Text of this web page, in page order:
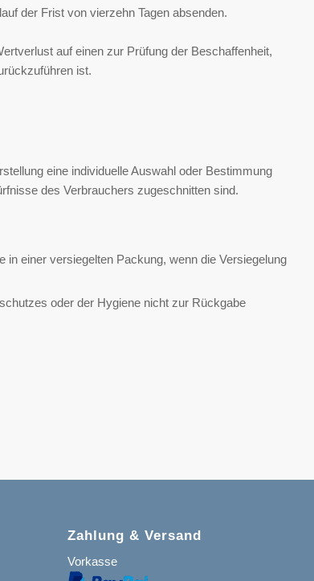
der Frist von vierzehn Tagen absenden.
auf einen zur Prüfung der Beschaffenheit,
ist.
eine individuelle Auswahl oder Bestimmung
des Verbrauchers zugeschnitten sind.
in einer versiegelten Packung, wenn die Versiegelung
oder der Hygiene nicht zur Rückgabe
Zahlung & Versand
Vorkasse